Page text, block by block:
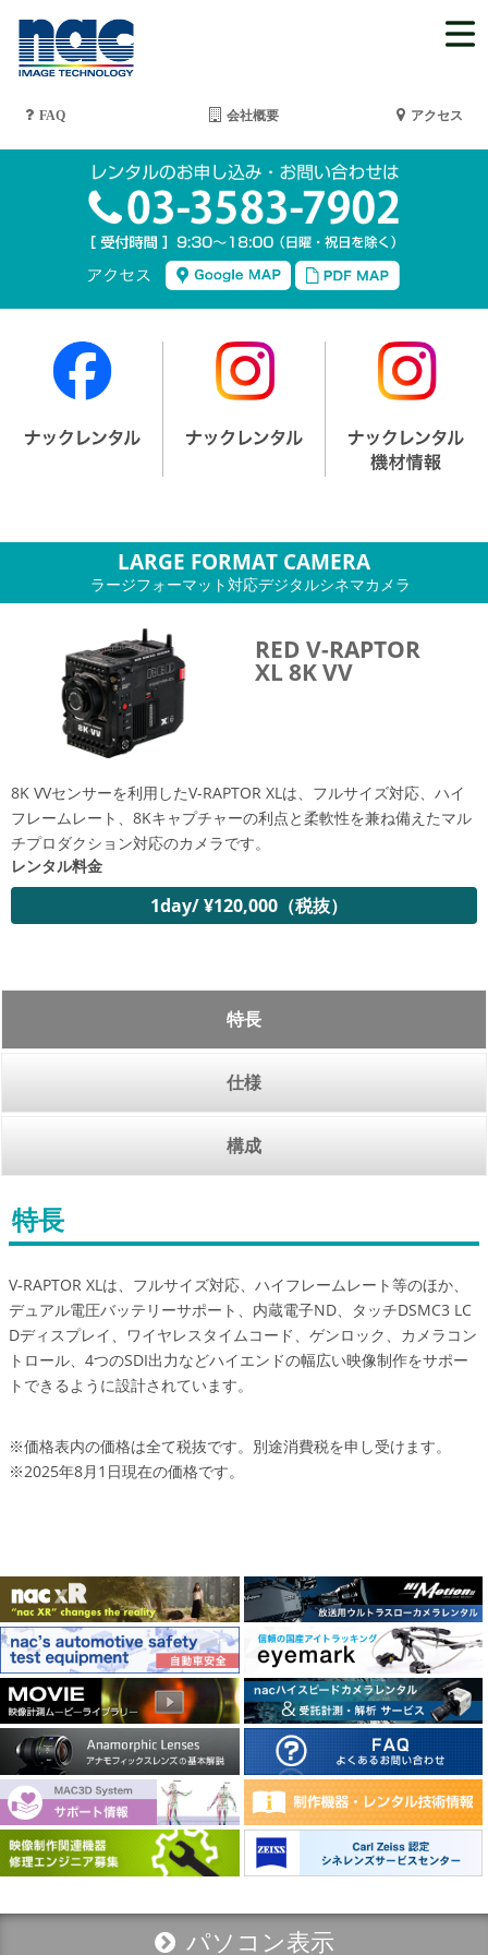
FAQ 会社概要 アクセス
LARGE FORMAT CAMERA
ラージフォーマット対応デジタルシネマカメラ
RED V-RAPTOR
XL 8K VV
8K VVセンサーを利用したV-RAPTOR XLは、フルサイズ対応、ハイ
フレームレート、8Kキャプチャーの利点と柔軟性を兼ね備えたマル
チプロダクション対応のカメラです。
レンタル料金
1day/ ¥120,000（税抜）
特長
仕様
構成
特長
V-RAPTOR XLは、フルサイズ対応、ハイフレームレート等のほか、
デュアル電圧バッテリーサポート、内蔵電子ND、タッチDSMC3 LC
Dディスプレイ、ワイヤレスタイムコード、ゲンロック、カメラコン
トロール、4つのSDI出力などハイエンドの幅広い映像制作をサポー
トできるように設計されています。
※価格表内の価格は全て税抜です。別途消費税を申し受けます。
※2025年8月1日現在の価格です。
パソコン表示